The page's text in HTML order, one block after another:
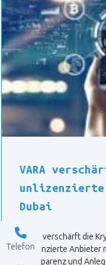
VARA
Dubai
Dubai verschärft die
unlizenzierte Anbieter
Transparenz und
Telefon